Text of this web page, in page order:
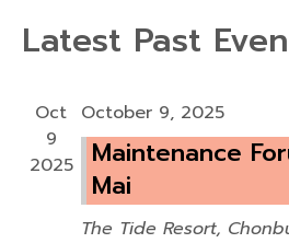
date.
Latest Past
Oct
9
2025
October 9, 2025
Maintenance
Mai
The Tide Resort,